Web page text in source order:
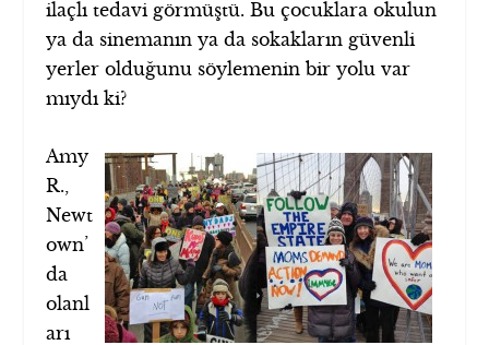
ilaçlı tedavi görmüştü. Bu çocuklara okulun
ya da sinemanın ya da sokakların güvenli
yerler olduğunu söylemenin bir yolu var
mıydı ki?
Amy
R.,
Newt
own’
da
olanl
arı